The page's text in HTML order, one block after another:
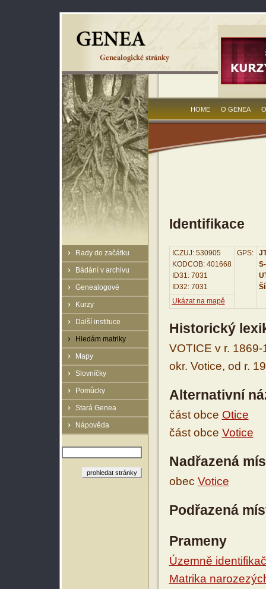
Rady do začátku
Bádání v archivu
Genealogové
Kurzy
Další instituce
Hledám matriky
Mapy
Slovníčky
Pomůcky
Stará Genea
Nápověda
HOME O GENEA
Identifikace
ICZUJ: 530905
KODCOB: 401668
ID31: 7031
ID32: 7031
GPS:
Ukázat na mapě
Historický
VOTICE v r.
okr. Votice, od r.
Alternativní
část obce Otice
část obce Votice
Nadřazená
obec Votice
Podřazená
Prameny
Územně
Matrika